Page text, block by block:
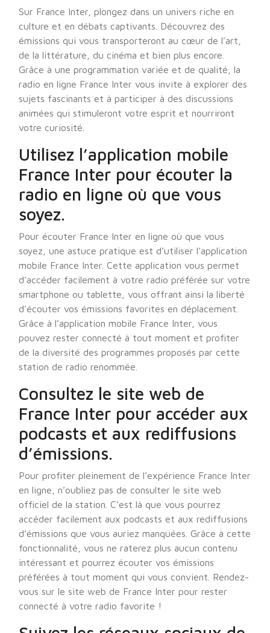
Sur France Inter, plongez dans un univers riche en
culture et en débats captivants. Découvrez des
émissions qui vous transporteront au cœur de l’art,
de la littérature, du cinéma et bien plus encore.
Grâce à une programmation variée et de qualité, la
radio en ligne France Inter vous invite à explorer des
sujets fascinants et à participer à des discussions
animées qui stimuleront votre esprit et nourriront
votre curiosité.
Utilisez l’application mobile
France Inter pour écouter la
radio en ligne où que vous
soyez.
Pour écouter France Inter en ligne où que vous
soyez, une astuce pratique est d’utiliser l’application
mobile France Inter. Cette application vous permet
d’accéder facilement à votre radio préférée sur votre
smartphone ou tablette, vous offrant ainsi la liberté
d’écouter vos émissions favorites en déplacement.
Grâce à l’application mobile France Inter, vous
pouvez rester connecté à tout moment et profiter
de la diversité des programmes proposés par cette
station de radio renommée.
Consultez le site web de
France Inter pour accéder aux
podcasts et aux rediffusions
d’émissions.
Pour profiter pleinement de l’expérience France Inter
en ligne, n’oubliez pas de consulter le site web
officiel de la station. C’est là que vous pourrez
accéder facilement aux podcasts et aux rediffusions
d’émissions que vous auriez manquées. Grâce à cette
fonctionnalité, vous ne raterez plus aucun contenu
intéressant et pourrez écouter vos émissions
préférées à tout moment qui vous convient. Rendez-
vous sur le site web de France Inter pour rester
connecté à votre radio favorite !